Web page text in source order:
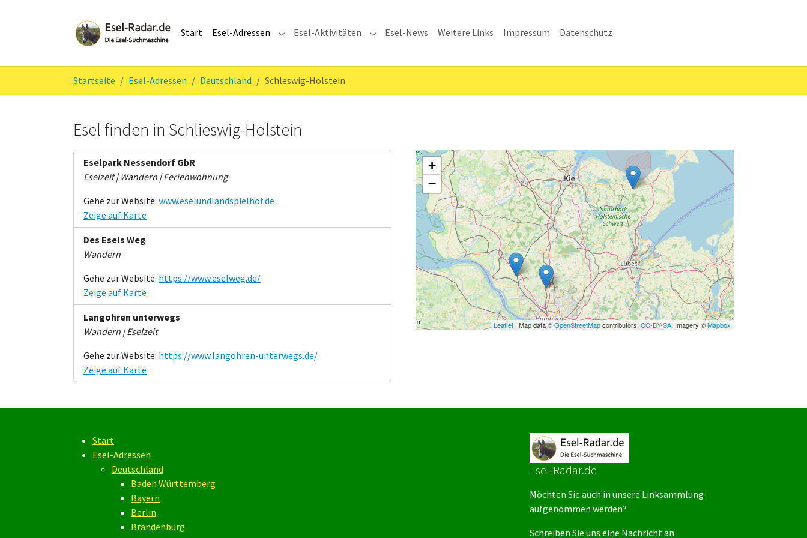
Start Esel-Adressen Submenu for "Esel-Adressen"
Esel-Aktivitäten Submenu for "Esel-Aktivitäten"
Esel-News Weitere Links Impressum Datenschutz
Startseite Esel-Adressen Deutschland Schleswig-Holstein
Esel finden in Schlieswig-Holstein
Eselpark Nessendorf GbR
Eselzeit | Wandern | Ferienwohnung
Gehe zur Website: www.eselundlandspielhof.de
Zeige auf Karte
Des Esels Weg
Wandern
Gehe zur Website: https://www.eselweg.de/
Zeige auf Karte
Langohren unterwegs
Wandern | Eselzeit
Gehe zur Website: https://www.langohren-unterwegs.de/
Zeige auf Karte
+
−
Leaflet | Map data ©OpenStreetMapcontributors,CC-BY-SA, Imagery ©Mapbox
Start
Esel-Adressen
Deutschland
Baden Württemberg
Bayern
Berlin
Brandenburg
Esel-Radar.de
Möchten Sie auch in unsere Linksammlung
aufgenommen werden?
Schreiben Sie uns eine Nachricht an